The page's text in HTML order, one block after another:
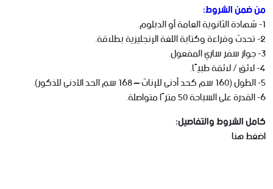
من ضمن الشروط:
1- شهادة الثانوية العامة أو الدبلوم.
2- تحدث وقراءة وكتابة اللغة الإنجليزية بطلاقة.
3- جواز سفر ساري المفعول.
4- لائق / لائقة طبيًا.
5- الطول (160 سم كحد أدنى للإناث – 168 سم الحد الأدنى للذكور).
6- القدرة على السباحة 50 مترًا متواصلة.
كامل الشروط والتفاصيل:
اضغط هنا